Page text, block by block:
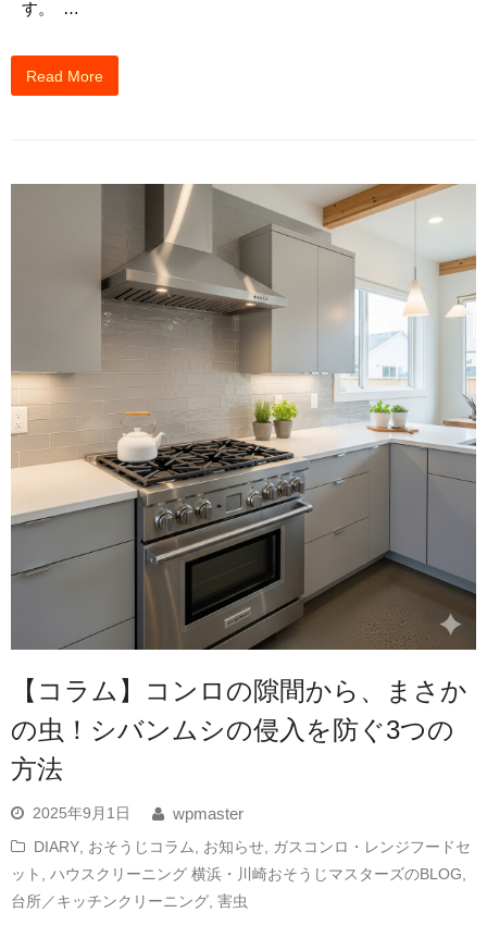
す。 …
Read More
【コラム】コンロの隙間から、まさか
の虫！シバンムシの侵入を防ぐ3つの
方法
2025年9月1日
wpmaster
DIARY おそうじコラム お知らせ ガスコンロ・レンジフードセ
ット
ハウスクリーニング 横浜・川崎おそうじマスターズのBLOG
台所／キッチンクリーニング 害虫